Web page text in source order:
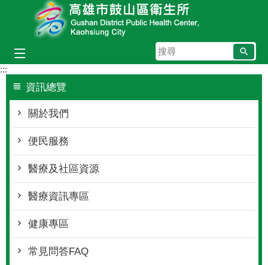
跳到主要內容區塊
搜
尋
:::
資訊總覽
關於我們
便民服務
醫療及社區資源
醫療資訊專區
健康專區
常見問答FAQ